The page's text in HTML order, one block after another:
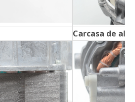
Carcasa de